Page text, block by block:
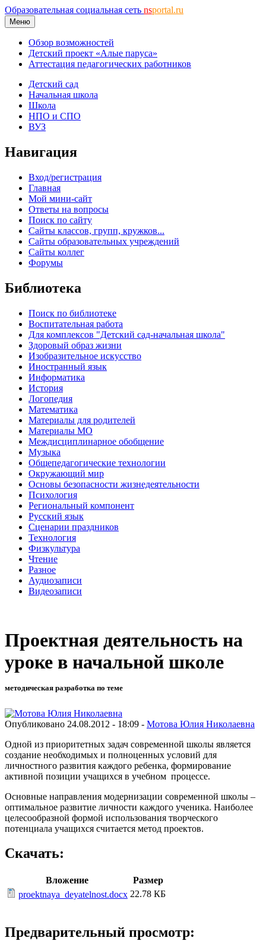
Образовательная социальная сеть nsportal.ru
Меню
Обзор возможностей
Детский проект «Алые паруса»
Аттестация педагогических работников
Детский сад
Начальная школа
Школа
НПО и СПО
ВУЗ
Навигация
Вход/регистрация
Главная
Мой мини-сайт
Ответы на вопросы
Поиск по сайту
Сайты классов, групп, кружков...
Сайты образовательных учреждений
Сайты коллег
Форумы
Библиотека
Поиск по библиотеке
Воспитательная работа
Для комплексов "Детский сад-начальная школа"
Здоровый образ жизни
Изобразительное искусство
Иностранный язык
Информатика
История
Логопедия
Математика
Материалы для родителей
Материалы МО
Междисциплинарное обобщение
Музыка
Общепедагогические технологии
Окружающий мир
Основы безопасности жизнедеятельности
Психология
Региональный компонент
Русский язык
Сценарии праздников
Технология
Физкультура
Чтение
Разное
Аудиозаписи
Видеозаписи
Проектная деятельность на
уроке в начальной школе
методическая разработка по теме
Опубликовано 24.08.2012 - 18:09 - Мотова Юлия Николаевна
Одной из приоритетных задач современной школы является
создание необходимых и полноценных условий для
личностного развития каждого ребенка, формирование
активной позиции учащихся в учебном процессе.
Основные направления модернизации современной школы –
оптимальное развитие личности каждого ученика. Наиболее
целесообразной формой использования творческого
потенциала учащихся считается метод проектов.
Скачать:
Вложение
Размер
proektnaya_deyatelnost.docx 22.78 КБ
Предварительный просмотр: